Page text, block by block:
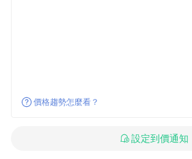
價格趨勢怎麼看？
設定到價通知